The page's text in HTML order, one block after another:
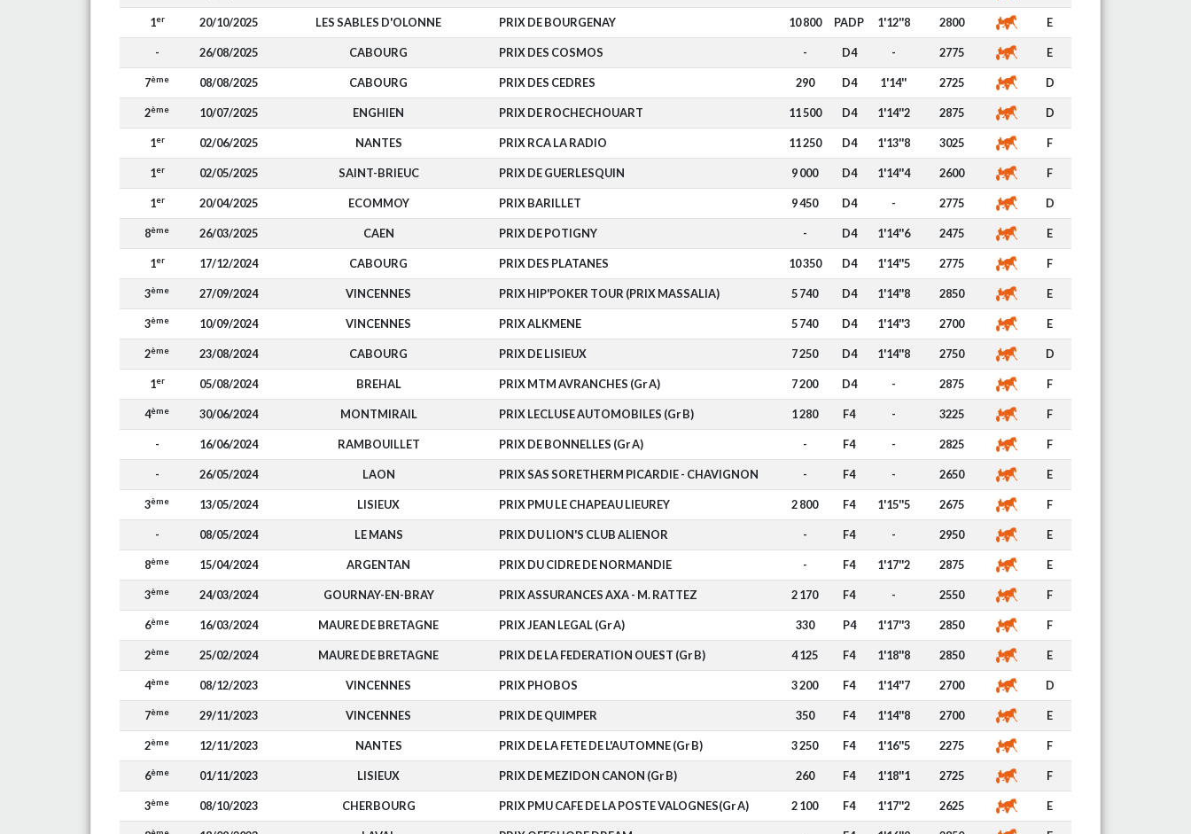
1er 20/10/2025 LES SABLES D'OLONNE PRIX DE BOURGENAY 10 800 PADP 1'12''8 2800 E
- 26/08/2025 CABOURG PRIX DES COSMOS - D4 - 2775 E
7ème 08/08/2025 CABOURG PRIX DES CEDRES 290 D4 1'14'' 2725 D
2ème 10/07/2025 ENGHIEN PRIX DE ROCHECHOUART 11 500 D4 1'14''2 2875 D
1er 02/06/2025 NANTES PRIX RCA LA RADIO 11 250 D4 1'13''8 3025 F
1er 02/05/2025 SAINT-BRIEUC PRIX DE GUERLESQUIN 9 000 D4 1'14''4 2600 F
1er 20/04/2025 ECOMMOY PRIX BARILLET 9 450 D4 - 2775 D
8ème 26/03/2025 CAEN PRIX DE POTIGNY - D4 1'14''6 2475 E
1er 17/12/2024 CABOURG PRIX DES PLATANES 10 350 D4 1'14''5 2775 F
3ème 27/09/2024 VINCENNES PRIX HIP'POKER TOUR (PRIX MASSALIA) 5 740 D4 1'14''8 2850 E
3ème 10/09/2024 VINCENNES PRIX ALKMENE 5 740 D4 1'14''3 2700 E
2ème 23/08/2024 CABOURG PRIX DE LISIEUX 7 250 D4 1'14''8 2750 D
1er 05/08/2024 BREHAL PRIX MTM AVRANCHES (Gr A) 7 200 D4 - 2875 F
4ème 30/06/2024 MONTMIRAIL PRIX LECLUSE AUTOMOBILES (Gr B) 1 280 F4 - 3225 F
- 16/06/2024 RAMBOUILLET PRIX DE BONNELLES (Gr A) - F4 - 2825 F
- 26/05/2024 LAON PRIX SAS SORETHERM PICARDIE - CHAVIGNON - F4 - 2650 E
3ème 13/05/2024 LISIEUX PRIX PMU LE CHAPEAU LIEUREY 2 800 F4 1'15''5 2675 F
- 08/05/2024 LE MANS PRIX DU LION'S CLUB ALIENOR - F4 - 2950 E
8ème 15/04/2024 ARGENTAN PRIX DU CIDRE DE NORMANDIE - F4 1'17''2 2875 E
3ème 24/03/2024 GOURNAY-EN-BRAY PRIX ASSURANCES AXA - M. RATTEZ 2 170 F4 - 2550 F
6ème 16/03/2024 MAURE DE BRETAGNE PRIX JEAN LEGAL (Gr A) 330 P4 1'17''3 2850 F
2ème 25/02/2024 MAURE DE BRETAGNE PRIX DE LA FEDERATION OUEST (Gr B) 4 125 F4 1'18''8 2850 E
4ème 08/12/2023 VINCENNES PRIX PHOBOS 3 200 F4 1'14''7 2700 D
7ème 29/11/2023 VINCENNES PRIX DE QUIMPER 350 F4 1'14''8 2700 E
2ème 12/11/2023 NANTES PRIX DE LA FETE DE L'AUTOMNE (Gr B) 3 250 F4 1'16''5 2275 F
6ème 01/11/2023 LISIEUX PRIX DE MEZIDON CANON (Gr B) 260 F4 1'18''1 2725 F
3ème 08/10/2023 CHERBOURG PRIX PMU CAFE DE LA POSTE VALOGNES(Gr A) 2 100 F4 1'17''2 2625 E